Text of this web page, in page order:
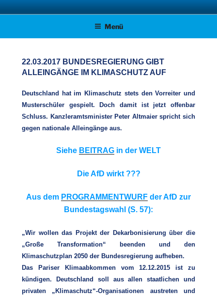
Zum
Inhalt AFD KREISVERBAND STADE
Menü
22.03.2017 BUNDESREGIERUNG GIBT
ALLEINGÄNGE IM KLIMASCHUTZ AUF
Deutschland hat im Klimaschutz stets den Vorreiter und
Musterschüler gespielt. Doch damit ist jetzt offenbar
Schluss. Kanzleramtsminister Peter Altmaier spricht sich
gegen nationale Alleingänge aus.
Siehe BEITRAG in der WELT
Die AfD wirkt ???
Aus dem PROGRAMMENTWURF der AfD zur
Bundestagswahl (S. 57):
„Wir wollen das Projekt der Dekarbonisierung über die
„Große Transformation“ beenden und den
Klimaschutzplan 2050 der Bundesregierung aufheben.
Das Pariser Klimaabkommen vom 12.12.2015 ist zu
kündigen. Deutschland soll aus allen staatlichen und
privaten „Klimaschutz“-Organisationen austreten und